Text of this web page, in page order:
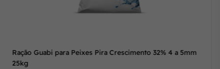
Ração Guabi para Peixes Pira Crescimento 32% 4 a 5mm
25kg